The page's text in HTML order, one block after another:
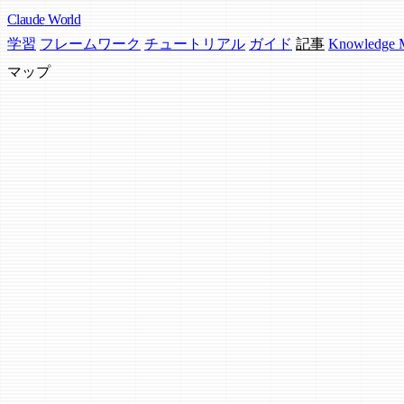
Claude World
学習 フレームワーク チュートリアル ガイド 記事 Knowledge
マップ